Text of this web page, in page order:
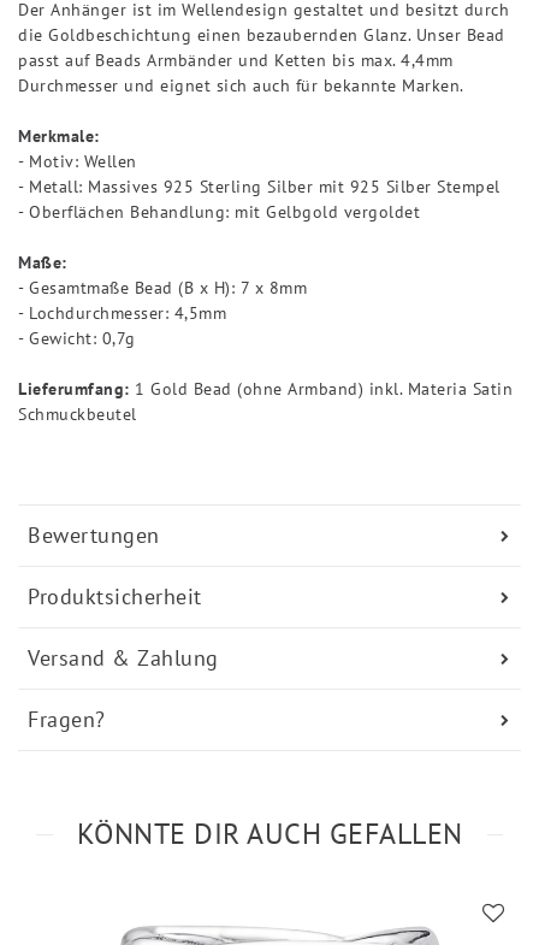
Bewertungen
Produktsicherheit
Versand & Zahlung
Fragen?
Der Anhänger ist im Wellendesign gestaltet und besitzt durch
die Goldbeschichtung einen bezaubernden Glanz. Unser Bead
passt auf Beads Armbänder und Ketten bis max. 4,4mm
Durchmesser und eignet sich auch für bekannte Marken.
Merkmale:
- Motiv: Wellen
- Metall: Massives 925 Sterling Silber mit 925 Silber Stempel
- Oberflächen Behandlung: mit Gelbgold vergoldet
Maße:
- Gesamtmaße Bead (B x H): 7 x 8mm
- Lochdurchmesser: 4,5mm
- Gewicht: 0,7g
Lieferumfang: 1 Gold Bead (ohne Armband) inkl. Materia Satin
Schmuckbeutel
KÖNNTE DIR AUCH GEFALLEN